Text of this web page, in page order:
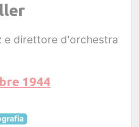
e direttore d'orchestra
1944